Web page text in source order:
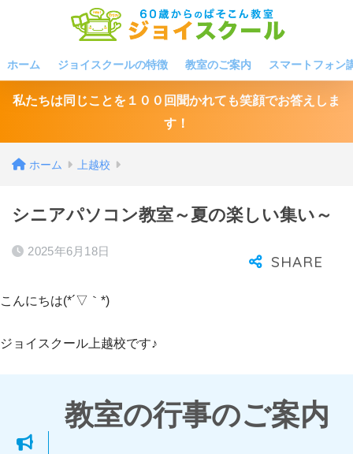
ホーム ジョイスクールの特徴 教室のご案内 スマートフォン
私たちは同じことを１００回聞かれても笑顔でお答えしま
す！
ホーム 上越校
シニアパソコン教室～夏の楽しい集い～
2025年6月18日
こんにちは(*´▽｀*)
ジョイスクール上越校です♪
教室の行事のご案内